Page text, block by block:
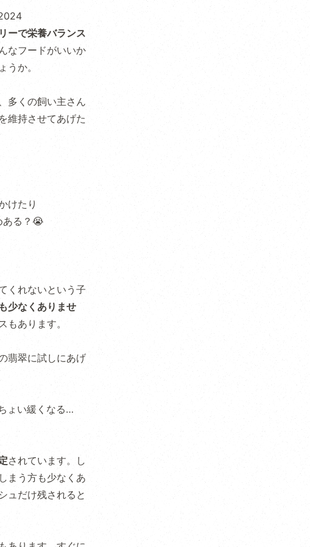
ーで栄養バランス
なフードがいいか
か。
多くの飼い主さん
維持させてあげた
けたり
ある？😭
くれないという子
少なくありませ
あります。
翡翠に試しにあげ
ょい緩くなる…
されています。し
まう方も少なくあ
ュだけ残されると